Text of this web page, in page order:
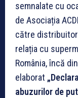
semnalate cu
de Asociația
către
relația cu
România, încă
elaborat
abuzurilor de